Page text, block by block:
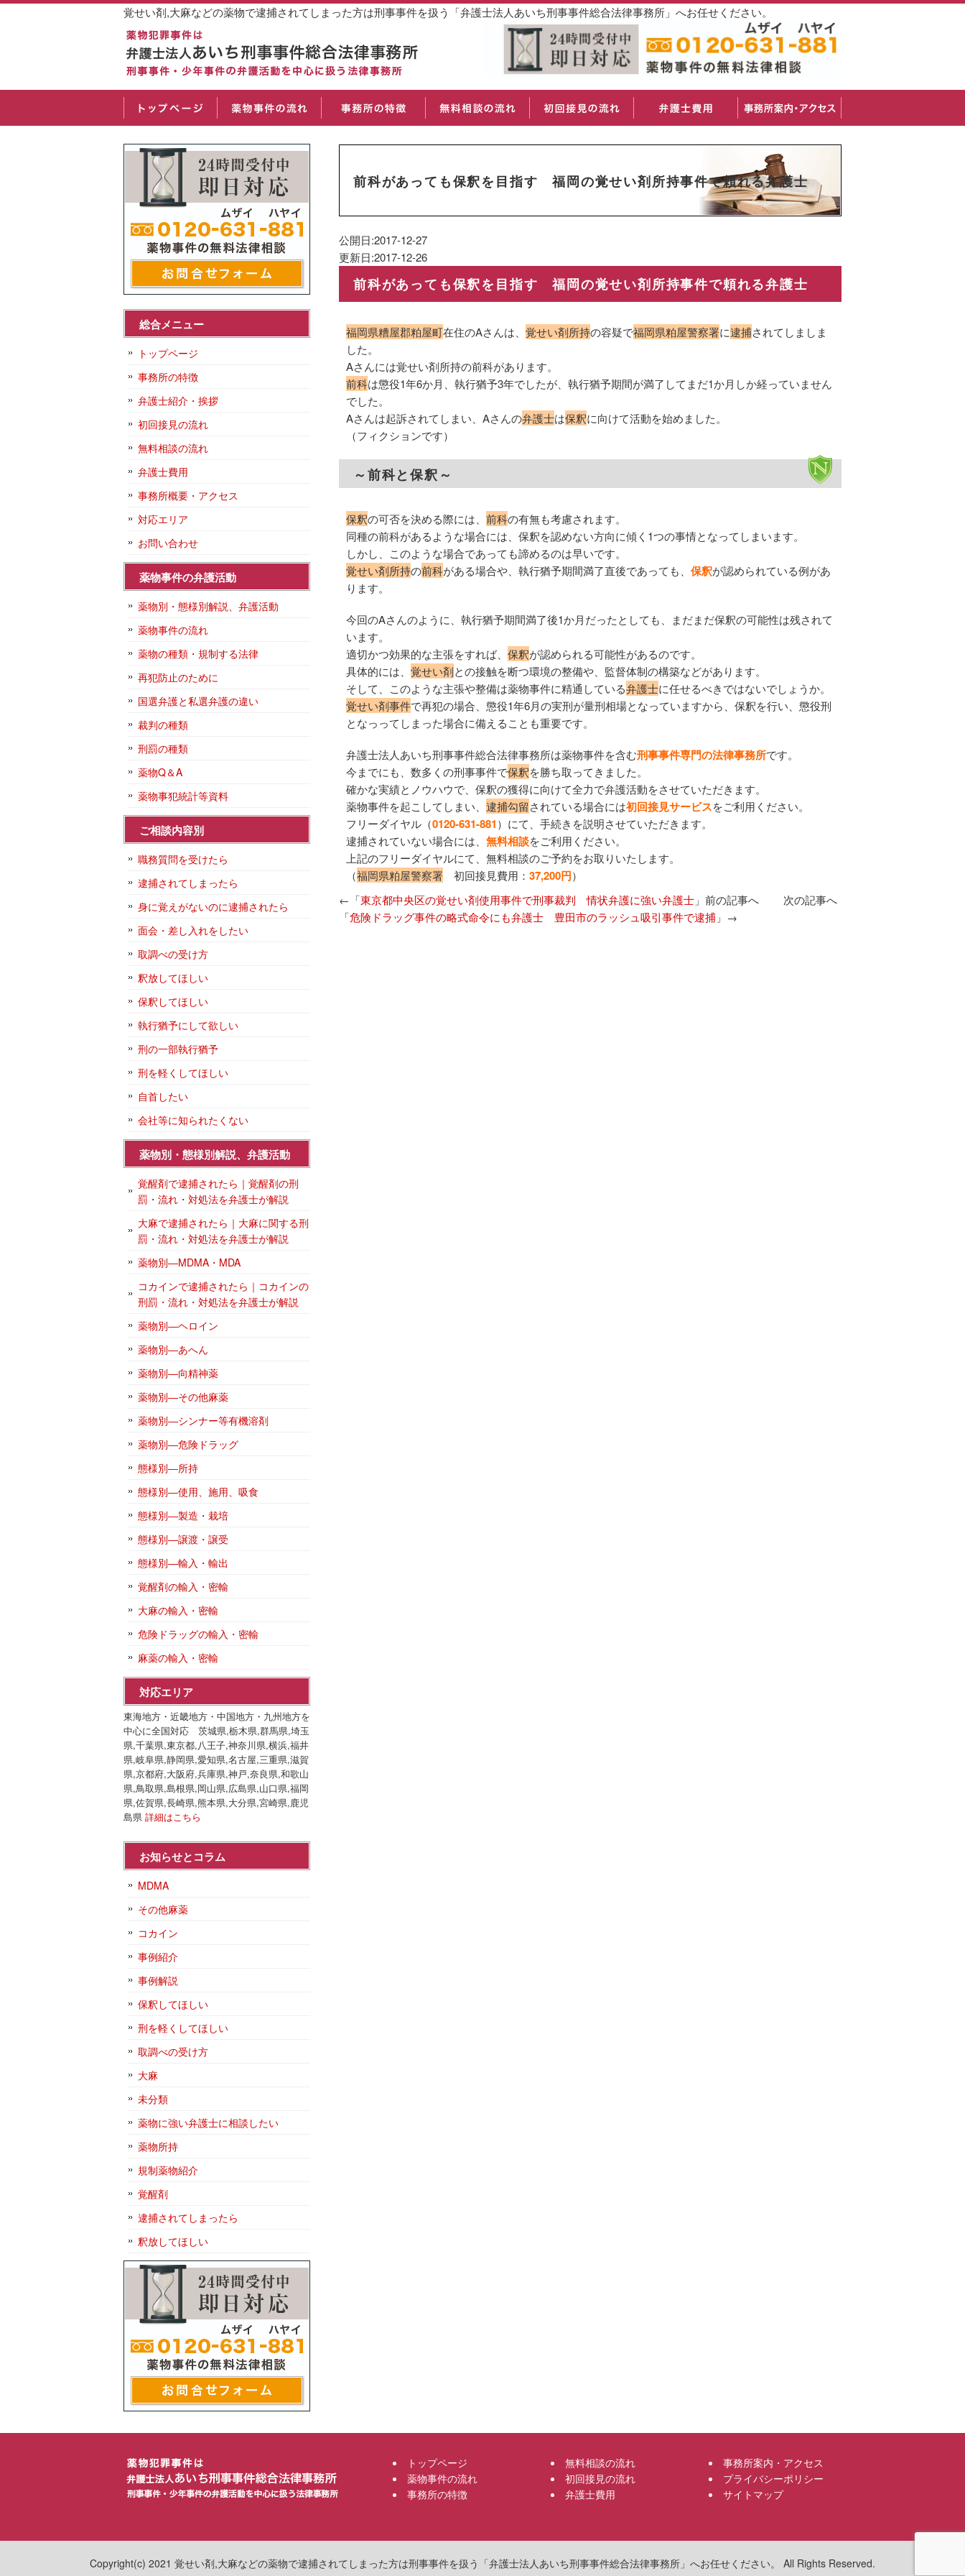
覚せい剤,大麻などの薬物で逮捕されてしまった方は刑事事件を扱う「弁護士法人あいち刑事事件総合法律事務所」へお任せください。
前科があっても保釈を目指す 福岡の覚せい剤所持事件で頼れる弁護士
公開日:2017-12-27
更新日:2017-12-26
前科があっても保釈を目指す 福岡の覚せい剤所持事件で頼れる弁護士
福岡県糟屋郡粕屋町在住のAさんは、 覚せい剤所持の容疑で福岡県粕屋警察署に逮捕されてしましま
した。
Aさんには覚せい剤所持の前科があります。
前科は懲役1年6か月、執行猶予3年でしたが、執行猶予期間が満了してまだ1か月しか経っていません
でした。
Aさんは起訴されてしまい、Aさんの弁護士は保釈に向けて活動を始めました。
（フィクションです）
～前科と保釈～
保釈の可否を決める際には、 前科の有無も考慮されます。
同種の前科があるような場合には、保釈を認めない方向に傾く1つの事情となってしまいます。
しかし、このような場合であっても諦めるのは早いです。
覚せい剤所持の前科がある場合や、執行猶予期間満了直後であっても、 保釈が認められている例があ
ります。
今回のAさんのように、執行猶予期間満了後1か月だったとしても、まだまだ保釈の可能性は残されて
います。
適切かつ効果的な主張をすれば、 保釈が認められる可能性があるのです。
具体的には、 覚せい剤との接触を断つ環境の整備や、監督体制の構築などがあります。
そして、このような主張や整備は薬物事件に精通している弁護士に任せるべきではないでしょうか。
覚せい剤事件で再犯の場合、懲役1年6月の実刑が量刑相場となっていますから、保釈を行い、懲役刑
となっってしまった場合に備えることも重要です。
弁護士法人あいち刑事事件総合法律事務所は薬物事件を含む刑事事件専門の法律事務所です。
今までにも、数多くの刑事事件で保釈を勝ち取ってきました。
確かな実績とノウハウで、保釈の獲得に向けて全力で弁護活動をさせていただきます。
薬物事件を起こしてしまい、 逮捕勾留されている場合には初回接見サービスをご利用ください。
フリーダイヤル（0120-631-881）にて、手続きを説明させていただきます。
逮捕されていない場合には、 無料相談をご利用ください。
上記のフリーダイヤルにて、無料相談のご予約をお取りいたします。
（福岡県粕屋警察署 初回接見費用： 37,200円）
←「東京都中央区の覚せい剤使用事件で刑事裁判 情状弁護に強い弁護士 」前の記事へ 次の記事へ
「危険ドラッグ事件の略式命令にも弁護士 豊田市のラッシュ吸引事件で逮捕 」→
総合メニュー
トップページ
事務所の特徴
弁護士紹介・挨拶
初回接見の流れ
無料相談の流れ
弁護士費用
事務所概要・アクセス
対応エリア
お問い合わせ
薬物事件の弁護活動
薬物別・態様別解説、弁護活動
薬物事件の流れ
薬物の種類・規制する法律
再犯防止のために
国選弁護と私選弁護の違い
裁判の種類
刑罰の種類
薬物Q＆A
薬物事犯統計等資料
ご相談内容別
職務質問を受けたら
逮捕されてしまったら
身に覚えがないのに逮捕されたら
面会・差し入れをしたい
取調べの受け方
釈放してほしい
保釈してほしい
執行猶予にして欲しい
刑の一部執行猶予
刑を軽くしてほしい
自首したい
会社等に知られたくない
薬物別・態様別解説、弁護活動
覚醒剤で逮捕されたら｜覚醒剤の刑
罰・流れ・対処法を弁護士が解説
大麻で逮捕されたら｜大麻に関する刑
罰・流れ・対処法を弁護士が解説
薬物別―MDMA・MDA
コカインで逮捕されたら｜コカインの
刑罰・流れ・対処法を弁護士が解説
薬物別―ヘロイン
薬物別―あへん
薬物別―向精神薬
薬物別―その他麻薬
薬物別―シンナー等有機溶剤
薬物別―危険ドラッグ
態様別―所持
態様別―使用、施用、吸食
態様別―製造・栽培
態様別―譲渡・譲受
態様別―輸入・輸出
覚醒剤の輸入・密輸
大麻の輸入・密輸
危険ドラッグの輸入・密輸
麻薬の輸入・密輸
対応エリア
東海地方・近畿地方・中国地方・九州地方を
中心に全国対応 茨城県,栃木県,群馬県,埼玉
県,千葉県,東京都,八王子,神奈川県,横浜,福井
県,岐阜県,静岡県,愛知県,名古屋,三重県,滋賀
県,京都府,大阪府,兵庫県,神戸,奈良県,和歌山
県,鳥取県,島根県,岡山県,広島県,山口県,福岡
県,佐賀県,長崎県,熊本県,大分県,宮崎県,鹿児
島県 詳細はこちら
お知らせとコラム
MDMA
その他麻薬
コカイン
事例紹介
事例解説
保釈してほしい
刑を軽くしてほしい
取調べの受け方
大麻
未分類
薬物に強い弁護士に相談したい
薬物所持
規制薬物紹介
覚醒剤
逮捕されてしまったら
釈放してほしい
トップページ
薬物事件の流れ
事務所の特徴
無料相談の流れ
初回接見の流れ
弁護士費用
事務所案内・アクセス
プライバシーポリシー
サイトマップ
Copyright(c) 2021 覚せい剤,大麻などの薬物で逮捕されてしまった方は刑事事件を扱う「弁護士法人あいち刑事事件総合法律事務所」へお任せください。 All Rights Reserved.